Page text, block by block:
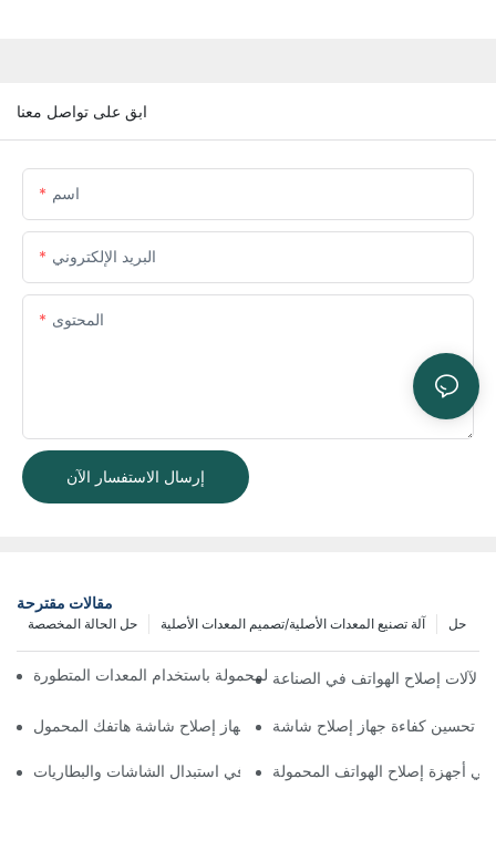
ابق على تواصل معنا
اسم
البريد الإلكتروني
المحتوى
إرسال الاستفسار الآن
مقالات مقترحة
حل آلة تصنيع المعدات الأصلية/تصميم المعدات الأصلية حل الحالة المخصصة
تحسين سير عمل إصلاح الهواتف المحمولة باستخدام المعدات المتطورة
لآلات إصلاح الهواتف في الصناعة
اختيار الملحقات المناسبة لجهاز إصلاح شاشة هاتفك المحمول
استخدامات أجهزة إصلاح الهواتف في استبدال الشاشات والبطاريات
في أجهزة إصلاح الهواتف المحمولة